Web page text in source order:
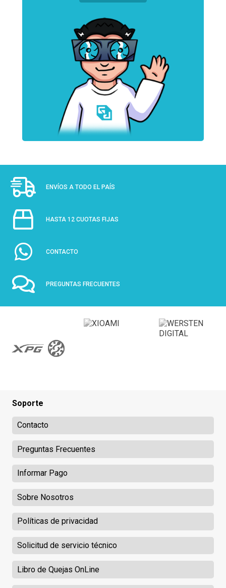
ENVÍOS A TODO EL PAÍS
HASTA 12 CUOTAS FIJAS
CONTACTO
PREGUNTAS FRECUENTES
Soporte
Contacto
Preguntas Frecuentes
Informar Pago
Sobre Nosotros
Políticas de privacidad
Solicitud de servicio técnico
Libro de Quejas OnLine